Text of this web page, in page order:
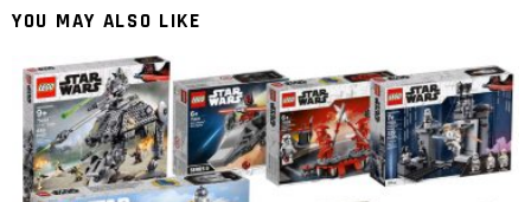
YOU MAY ALSO LIKE